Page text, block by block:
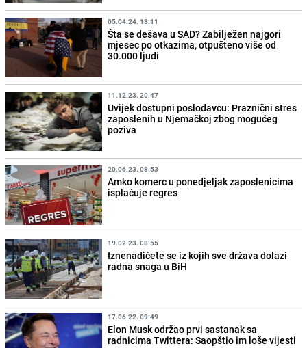
05.04.24. 18:11
Šta se dešava u SAD? Zabilježen najgori
mjesec po otkazima, otpušteno više od
30.000 ljudi
11.12.23. 20:47
Uvijek dostupni poslodavcu: Praznični stres
zaposlenih u Njemačkoj zbog mogućeg
poziva
20.06.23. 08:53
Amko komerc u ponedjeljak zaposlenicima
isplaćuje regres
19.02.23. 08:55
Iznenadićete se iz kojih sve država dolazi
radna snaga u BiH
17.06.22. 09:49
Elon Musk održao prvi sastanak sa
radnicima Twittera: Saopštio im loše vijesti